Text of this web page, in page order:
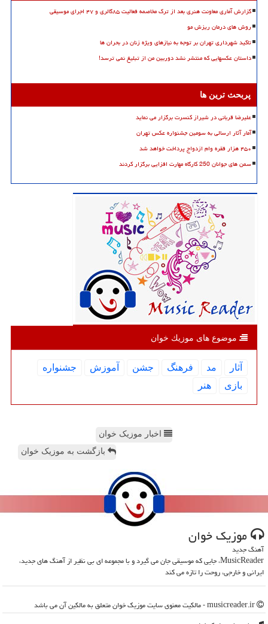
گزارش آماری معاونت هنری بعد از ترک مخاصمه فعالیت ۸۵گالری و ۴۷ اجرای موسیقی
روش های درمان ریزش مو
تاکید شهرداری تهران بر توجه به نیازهای ویژه زنان در بحران ها
داستان عکسهایی که منتشر نشد دوربین من از تبلیغ نمی ترسد!
پربحث ترین ها
علیرضا قربانی در شیراز کنسرت برگزار می نماید
آمار آثار ارسالی به سومین جشنواره عکس تهران
۴۵۰ هزار فقره وام ازدواج پرداخت خواهد شد
سمن های جوانان 250 کارگاه مهارت افزایی برگزار کردند
موضوع های موزیك خوان
آثار مد فرهنگ جشن آموزش
جشنواره
بازی
هنر
اخبار موزیک خوان
بازگشت به موزیک خوان
موزیك خوان
آهنگ جدید
MusicReader، جایی که موسیقی جان می گیرد و با مجموعه ای بی نظیر از آهنگ های جدید،
ایرانی و خارجی، روحت را تازه می کند